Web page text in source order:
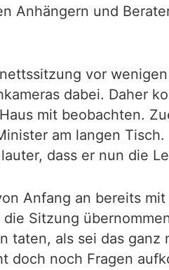
Anhängern und
vor
dabei. Daher
mit beobachten.
am langen
dass er nun die
Anfang an bereits
Sitzung
taten, als sei das
doch noch Fragen